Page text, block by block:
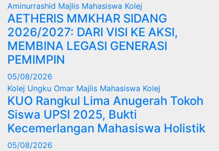
Aminurrashid Majlis Mahasiswa Kolej
AETHERIS MMKHAR SIDANG
2026/2027: DARI VISI KE AKSI,
MEMBINA LEGASI GENERASI
PEMIMPIN
05/08/2026
Kolej Ungku Omar Majlis Mahasiswa Kolej
KUO Rangkul Lima Anugerah Tokoh
Siswa UPSI 2025, Bukti
Kecemerlangan Mahasiswa Holistik
05/08/2026